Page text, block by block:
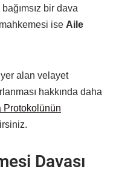
bir dava
ise Aile
alan velayet
hakkında daha
Protokolünün
Davası